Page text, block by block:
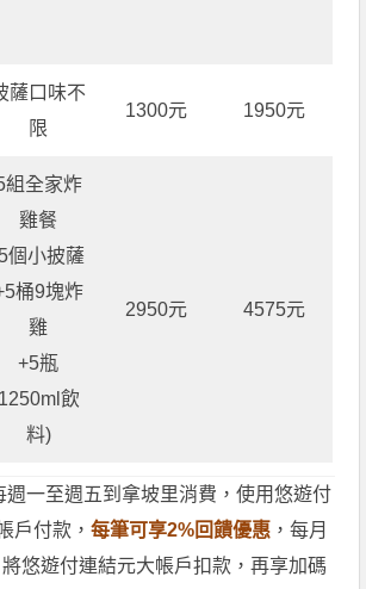
薩口味不
限
1300元 1950元
組全家炸
雞餐
個小披薩
桶9塊炸
雞
+5瓶
1250ml飲
料)
2950元 4575元
週一至週五到拿坡里消費，使用悠遊付
戶付款，每筆可享2%回饋優惠 ，每月
悠遊付連結元大帳戶扣款，再享加碼